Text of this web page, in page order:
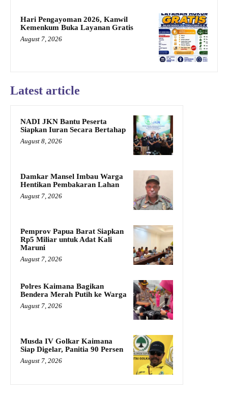
Hari Pengayoman 2026, Kanwil
Kemenkum Buka Layanan Gratis
August 7, 2026
Latest article
NADI JKN Bantu Peserta
Siapkan Iuran Secara Bertahap
August 8, 2026
Damkar Mansel Imbau Warga
Hentikan Pembakaran Lahan
August 7, 2026
Pemprov Papua Barat Siapkan
Rp5 Miliar untuk Adat Kali
Maruni
August 7, 2026
Polres Kaimana Bagikan
Bendera Merah Putih ke Warga
August 7, 2026
Musda IV Golkar Kaimana
Siap Digelar, Panitia 90 Persen
August 7, 2026